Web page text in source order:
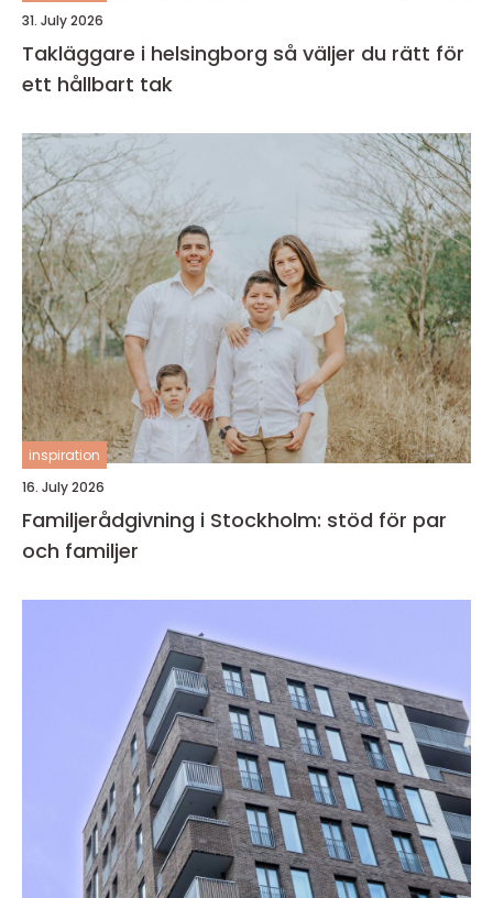
31. July 2026
Takläggare i helsingborg så väljer du rätt för
ett hållbart tak
inspiration
16. July 2026
Familjerådgivning i Stockholm: stöd för par
och familjer